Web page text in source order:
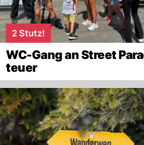
2 Stutz!
WC-Gang an Street
teuer